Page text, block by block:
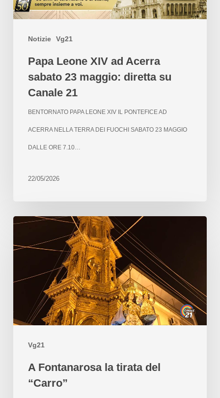
Notizie Vg21
Papa Leone XIV ad Acerra
sabato 23 maggio: diretta su
Canale 21
BENTORNATO PAPA LEONE XIV IL PONTEFICE AD
ACERRA NELLA TERRA DEI FUOCHI SABATO 23 MAGGIO
DALLE ORE 7.10…
22/05/2026
Vg21
A Fontanarosa la tirata del
“Carro”